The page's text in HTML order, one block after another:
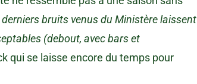
derniers bruits venus du Ministère laissent
(debout, avec bars et
qui se laisse encore du temps pour